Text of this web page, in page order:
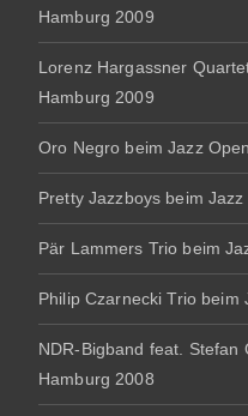
Hamburg 2009
Lorenz Hargassner
Hamburg 2009
Oro Negro beim Jazz
Pretty Jazzboys beim
Pär Lammers Trio beim
Philip Czarnecki Trio beim
NDR-Bigband feat. Stefan
Hamburg 2008